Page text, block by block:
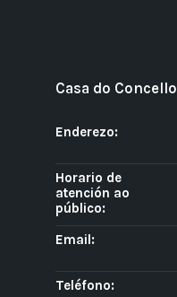
Casa do Concello
Enderezo:
Horario de
atención ao
público:
Email:
Teléfono: